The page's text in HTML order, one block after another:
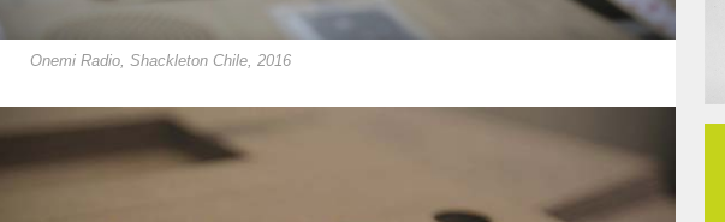
Onemi Radio, Shackleton Chile, 2016